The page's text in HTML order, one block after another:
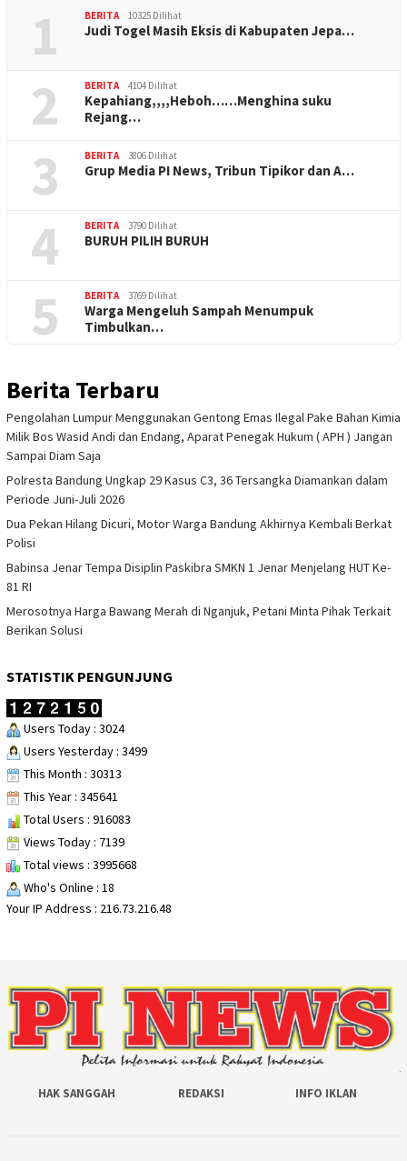
1 BERITA 10325 Dilihat
Judi Togel Masih Eksis di Kabupaten Jepa…
2 BERITA 4104 Dilihat
Kepahiang,,,,Heboh……Menghina suku
Rejang…
3 BERITA 3806 Dilihat
Grup Media PI News, Tribun Tipikor dan A…
4 BERITA 3790 Dilihat
BURUH PILIH BURUH
5 BERITA 3769 Dilihat
Warga Mengeluh Sampah Menumpuk
Timbulkan…
Berita Terbaru
Pengolahan Lumpur Menggunakan Gentong Emas Ilegal Pake Bahan Kimia
Milik Bos Wasid Andi dan Endang, Aparat Penegak Hukum ( APH ) Jangan
Sampai Diam Saja
Polresta Bandung Ungkap 29 Kasus C3, 36 Tersangka Diamankan dalam
Periode Juni-Juli 2026
Dua Pekan Hilang Dicuri, Motor Warga Bandung Akhirnya Kembali Berkat
Polisi
Babinsa Jenar Tempa Disiplin Paskibra SMKN 1 Jenar Menjelang HUT Ke-
81 RI
Merosotnya Harga Bawang Merah di Nganjuk, Petani Minta Pihak Terkait
Berikan Solusi
STATISTIK PENGUNJUNG
Users Today : 3024
Users Yesterday : 3499
This Month : 30313
This Year : 345641
Total Users : 916083
Views Today : 7139
Total views : 3995668
Who's Online : 18
Your IP Address : 216.73.216.48
HAK SANGGAH REDAKSI INFO IKLAN